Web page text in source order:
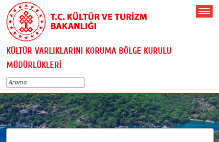
KÜLTÜR VARLIKLARINI KORUMA BÖLGE KURULU
MÜDÜRLÜKLERİ